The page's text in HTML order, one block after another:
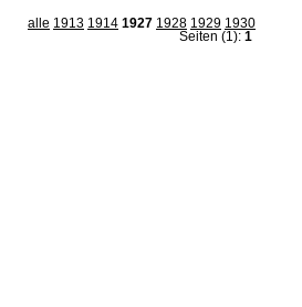
alle 1913 1914 1927 1928 1929 1930
Seiten (1): 1